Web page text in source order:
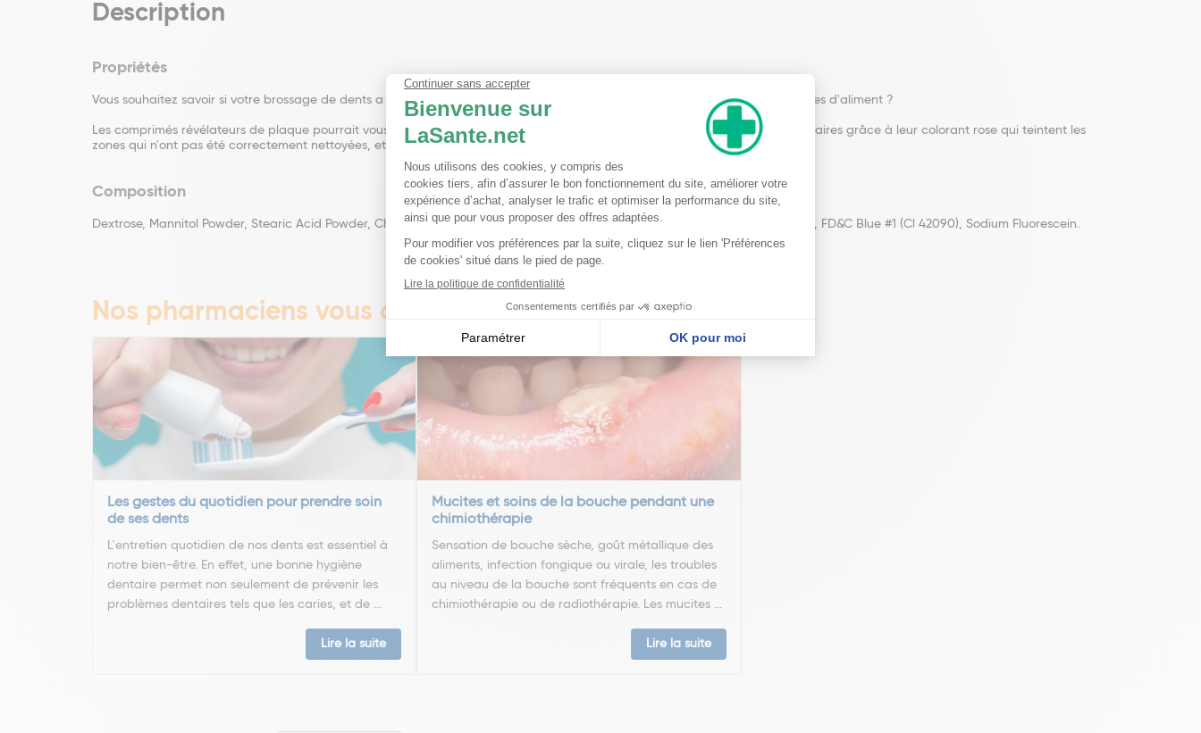
Description
Propriétés
Vous souhaitez savoir si votre brossage de dents a été efficace ? Vous voulez être certain de ne pas avoir oublié des particules d'aliment ?
Les comprimés révélateurs de plaque pourrait vous aider à repérer les zones omises durant votre routine de soins buccodentaires grâce à leur colorant rose qui teintent les
zones qui n'ont pas été correctement nettoyées, et vous permet de compléter le nettoyage si nécessaire.
Composition
Dextrose, Mannitol Powder, Stearic Acid Powder, Cherry Flavor, D&C Red #28 (Cl 45410), Calcium Stearate, Sodium Saccharin, FD&C Blue #1 (Cl 42090), Sodium Fluorescein.
Nos pharmaciens vous conseillent
Les gestes du quotidien pour prendre soin
de ses dents
L'entretien quotidien de nos dents est essentiel à
notre bien-être. En effet, une bonne hygiène
dentaire permet non seulement de prévenir les
problèmes dentaires tels que les caries, et de ...
Lire la suite
Mucites et soins de la bouche pendant une
chimiothérapie
Sensation de bouche sèche, goût métallique des
aliments, infection fongique ou virale, les troubles
au niveau de la bouche sont fréquents en cas de
chimiothérapie ou de radiothérapie. Les mucites ...
Lire la suite